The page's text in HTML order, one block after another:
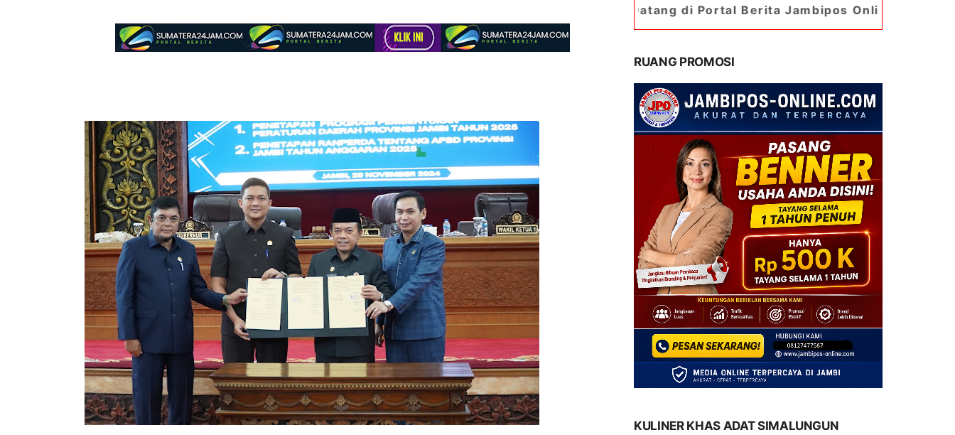
Selamat Datang di Portal Berita Jambipos Online. Portal Berita Paling
RUANG PROMOSI
KULINER KHAS ADAT SIMALUNGUN